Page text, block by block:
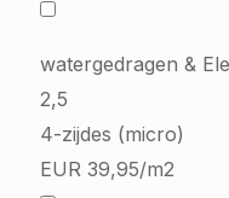
watergedragen &
2,5
4-zijdes (micro)
EUR 39,95/m2